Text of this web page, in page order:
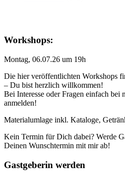
Workshops:
Montag, 06.07.26 um 19h
Die hier veröffentlichten Workshops
– Du bist herzlich willkommen!
Bei Interesse oder Fragen einfach bei
anmelden!
Materialumlage inkl. Kataloge,
Kein Termin für Dich dabei? Werde
Deinen Wunschtermin mit mir ab!
Gastgeberin werden